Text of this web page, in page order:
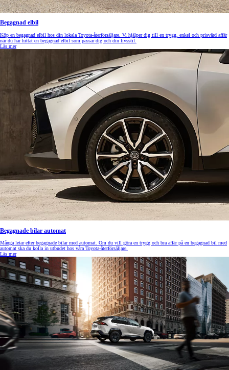
Begagnad elbil
Köp en begagnad elbil hos din lokala Toyota-återförsäljare. Vi hjälper dig till en trygg, enkel och prisvärd affär
när du har hittat en begagnad elbil som passar dig och din livsstil.
Läs mer
Begagnade bilar automat
Många letar efter begagnade bilar med automat. Om du vill göra en trygg och bra affär på en begagnad bil med
automat ska du kolla in utbudet hos våra Toyota-återförsäljare.
Läs mer